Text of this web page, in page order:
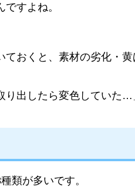
すよね。
おくと、素材の劣化・
り出したら変色していた
類が多いです。